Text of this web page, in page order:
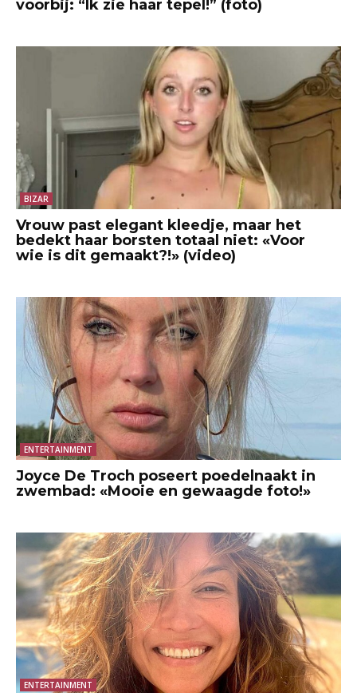
voorbij: “Ik zie haar tepel!” (foto)
BIZAR
Vrouw past elegant kleedje, maar het
bedekt haar borsten totaal niet: «Voor
wie is dit gemaakt?!» (video)
ENTERTAINMENT
Joyce De Troch poseert poedelnaakt in
zwembad: «Mooie en gewaagde foto!»
ENTERTAINMENT